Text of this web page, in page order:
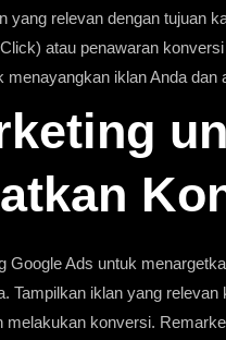
yang relevan dengan tujuan
atau penawaran
menayangkan iklan Anda
Google Ads untuk
Tampilkan iklan yang
melakukan konversi.